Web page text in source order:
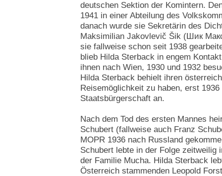
deutschen Sektion der Komintern.
1941 in einer Abteilung des
danach wurde sie Sekretärin des
Maksimilian Jakovlevič Šik (Шик
sie fallweise schon seit 1938
blieb Hilda Sterback in engem
ihnen nach Wien, 1930 und 1932
Hilda Sterback behielt ihren
Reisemöglichkeit zu haben, erst
Staatsbürgerschaft an.
Nach dem Tod des ersten Mannes
Schubert (fallweise auch Franz
MOPR 1936 nach Russland
Schubert lebte in der Folge zeitweilig
der Familie Mucha. Hilda Sterback
Österreich stammenden Leopold